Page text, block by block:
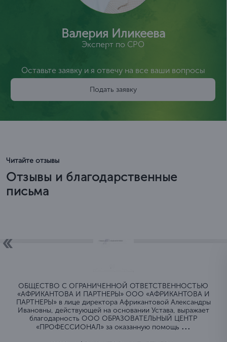
Валерия Иликеева
Эксперт по СРО
Оставьте заявку и я отвечу на все ваши вопросы
Подать заявку
Читайте отзывы
Отзывы и благодарственные
письма
ОБЩЕСТВО C ОГРАНИЧЕННОЙ ОТВЕТСТВЕННОСТЬЮ
«АФРИКАНТОВА И ПАРТНЕРЫ» ООО «АФРИКАНТОВА И
ПАРТНЕРЫ» в лице директора Африкантовой Александры
Ивановны, действующей на основании Устава, выражает
благодарность ООО ОБРАЗОВАТЕЛЬНЫЙ ЦЕНТР
«ПРОФЕССИОНАЛ» за оказанную помощь ...